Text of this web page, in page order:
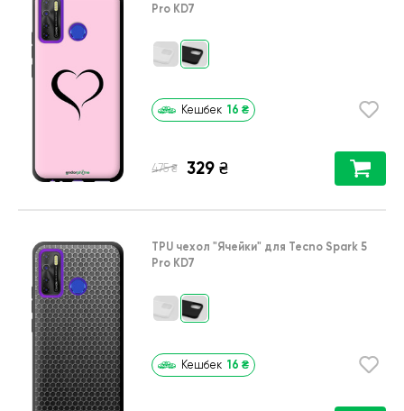
Pro KD7
Кешбек 16 ₴
475 ₴ 329 ₴
TPU чехол "Ячейки" для Tecno Spark 5
Pro KD7
Кешбек 16 ₴